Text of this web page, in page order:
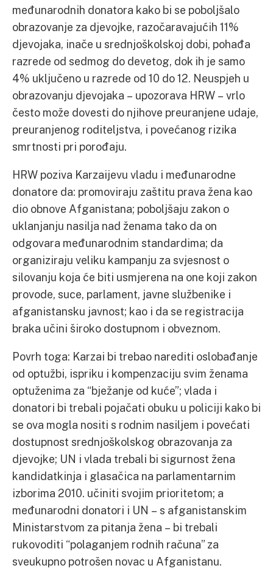
međunarodnih donatora kako bi se poboljšalo
obrazovanje za djevojke, razočaravajućih 11%
djevojaka, inače u srednjoškolskoj dobi, pohađa
razrede od sedmog do devetog, dok ih je samo
4% uključeno u razrede od 10 do 12. Neuspjeh u
obrazovanju djevojaka – upozorava HRW – vrlo
često može dovesti do njihove preuranjene udaje,
preuranjenog roditeljstva, i povećanog rizika
smrtnosti pri porođaju.
HRW poziva Karzaijevu vladu i međunarodne
donatore da: promoviraju zaštitu prava žena kao
dio obnove Afganistana; poboljšaju zakon o
uklanjanju nasilja nad ženama tako da on
odgovara međunarodnim standardima; da
organiziraju veliku kampanju za svjesnost o
silovanju koja će biti usmjerena na one koji zakon
provode, suce, parlament, javne službenike i
afganistansku javnost; kao i da se registracija
braka učini široko dostupnom i obveznom.
Povrh toga: Karzai bi trebao narediti oslobađanje
od optužbi, ispriku i kompenzaciju svim ženama
optuženima za “bježanje od kuće”; vlada i
donatori bi trebali pojačati obuku u policiji kako bi
se ova mogla nositi s rodnim nasiljem i povećati
dostupnost srednjoškolskog obrazovanja za
djevojke; UN i vlada trebali bi sigurnost žena
kandidatkinja i glasačica na parlamentarnim
izborima 2010. učiniti svojim prioritetom; a
međunarodni donatori i UN – s afganistanskim
Ministarstvom za pitanja žena – bi trebali
rukovoditi “polaganjem rodnih računa” za
sveukupno potrošen novac u Afganistanu.